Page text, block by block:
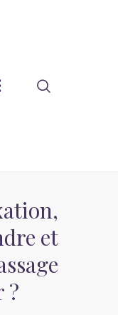
et
?
à Paris